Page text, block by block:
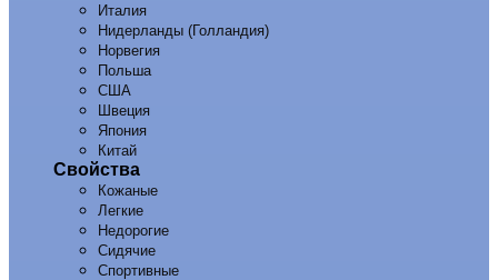
Италия
Нидерланды (Голландия)
Норвегия
Польша
США
Швеция
Япония
Китай
Свойства
Кожаные
Легкие
Недорогие
Сидячие
Спортивные